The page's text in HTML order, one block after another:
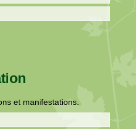
et manifestations.